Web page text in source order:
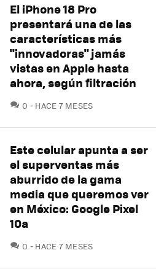
El iPhone 18 Pro
presentará una de las
características más
"innovadoras" jamás
vistas en Apple hasta
ahora, según filtración
0 COMENTARIOS
HACE 7 MESES
Este celular apunta a ser
el superventas más
aburrido de la gama
media que queremos ver
en México: Google Pixel
10a
0 COMENTARIOS
HACE 7 MESES